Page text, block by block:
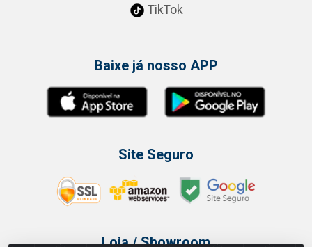
TikTok
Baixe já nosso APP
Site Seguro
Loja / Showroom